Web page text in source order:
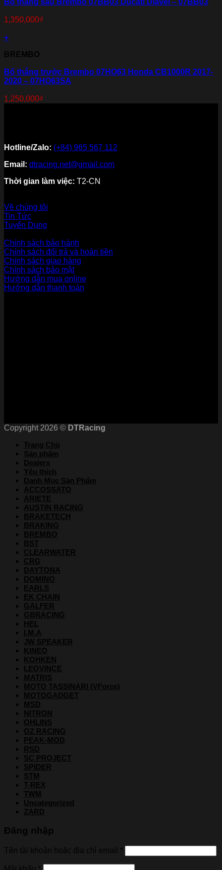
Bố thắng sau Brembo 07BB03 Ducati Diavel – 07BB03
1,350,000₫
+
BREMBO
Bố thắng trước Brembo 07HO63 Honda CB1000R 2017-
2020 – 07HO63SA
1,250,000₫
Hotline/Zalo: (+84) 965 567 112
Email: dtracing.net@gmail.com
Thời gian làm việc: T2-CN
Về chúng tôi
Tin Tức
Tuyển Dụng
Chính sách bảo hành
Chính sách đổi trả và hoàn tiền
Chính sách giao hàng
Chính sách bảo mật
Hướng dẫn mua online
Hướng dẫn thanh toán
Copyright 2026 © DTRacing
Trang Chủ
Sản phẩm
Dealers
Yêu thích
Danh Mục Sản Phẩm
ACCOSSATO
ARIETE
AUSTIN RACING
BRAKETECH
BRAKING
BREMBO
BST
CLEARWATER
CRG
DAYTONA
DOMINO
EARLS
EK CHAIN
GALFER
GBRACING
HEL
I.M.A
JW SPEAKER
KINEO
KOHKEN
LEOVINCE
MATRIS
MOTO TASSINARI (VForce)
MOTOGADGET
MSD
NITRON
OHLINS
OZ RACING
PEAK-MOD
RSD
SC PROJECT
SPIDER
STM
T-REX
TWM
Uncategorized
ZARD
Đăng nhập
Tên tài khoản hoặc địa chỉ email *